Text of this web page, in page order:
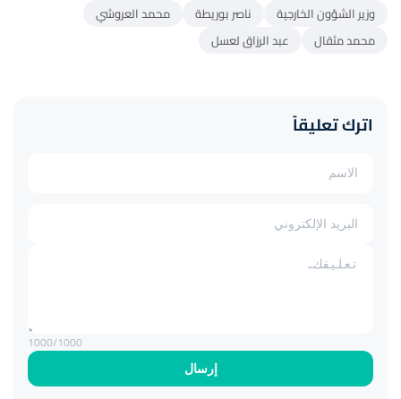
وزير الشؤون الخارجية
ناصر بوريطة
محمد العروشي
محمد مثقال
عبد الرزاق لعسل
اترك تعليقاً
إرسال
1000/1000